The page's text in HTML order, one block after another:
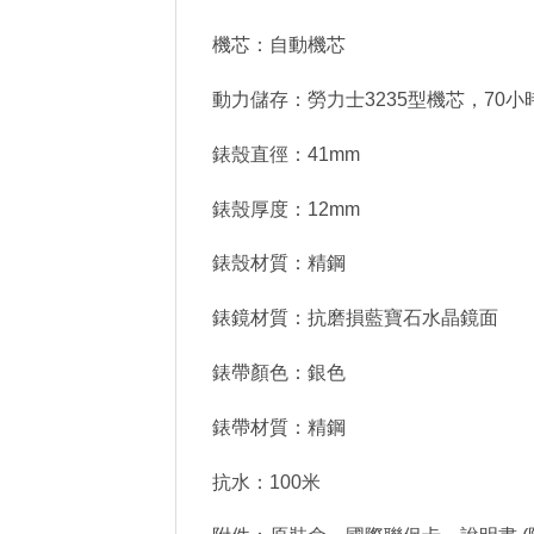
機芯：自動機芯
動力儲存：勞力士3235型機芯，70小
錶殼直徑：41mm
錶殼厚度：12mm
錶殼材質：精鋼
錶鏡材質：抗磨損藍寶石水晶鏡面
錶帶顏色：銀色
錶帶材質：精鋼
抗水：100米